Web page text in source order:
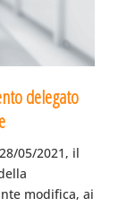
delegato
05/2021, il
modifica, ai